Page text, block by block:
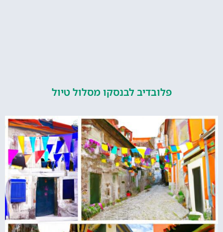
פלובדיב לבנסקו מסלול טיול